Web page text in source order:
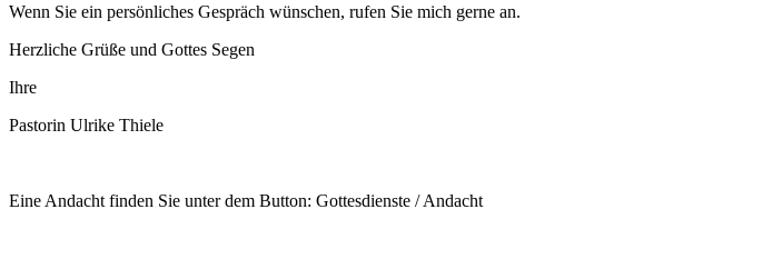
Wenn Sie ein persönliches Gespräch wünschen, rufen Sie mich gerne an.
Herzliche Grüße und Gottes Segen
Ihre
Pastorin Ulrike Thiele
Eine Andacht finden Sie unter dem Button: Gottesdienste / Andacht